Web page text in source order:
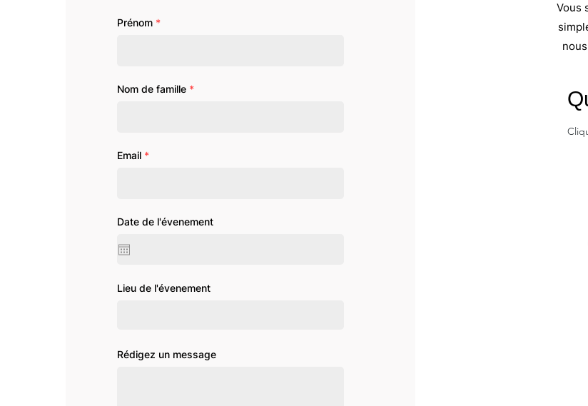
Prénom
Nom de famille
Email
Date de l'évenement
Lieu de l'évenement
Rédigez un message
Vous